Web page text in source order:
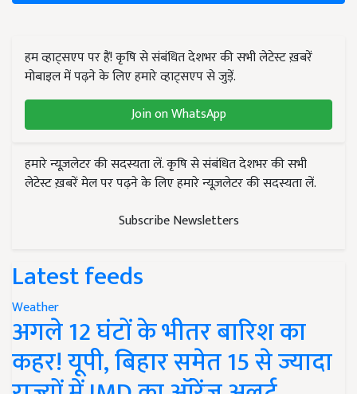
हम व्हाट्सएप पर हैं! कृषि से संबंधित देशभर की सभी लेटेस्ट ख़बरें
मोबाइल में पढ़ने के लिए हमारे व्हाट्सएप से जुड़ें.
Join on WhatsApp
हमारे न्यूज़लेटर की सदस्यता लें. कृषि से संबंधित देशभर की सभी
लेटेस्ट ख़बरें मेल पर पढ़ने के लिए हमारे न्यूज़लेटर की सदस्यता लें.
Subscribe Newsletters
Latest feeds
Weather
अगले 12 घंटों के भीतर बारिश का
कहर! यूपी, बिहार समेत 15 से ज्यादा